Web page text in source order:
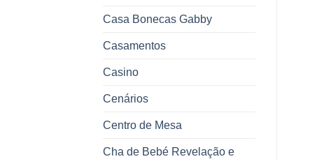
Casa Bonecas Gabby
Casamentos
Casino
Cenários
Centro de Mesa
Cha de Bebé Revelação e